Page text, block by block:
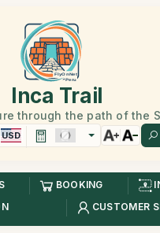
Inca Trail
through the path of the
USD
BOOKING
CUSTOMER